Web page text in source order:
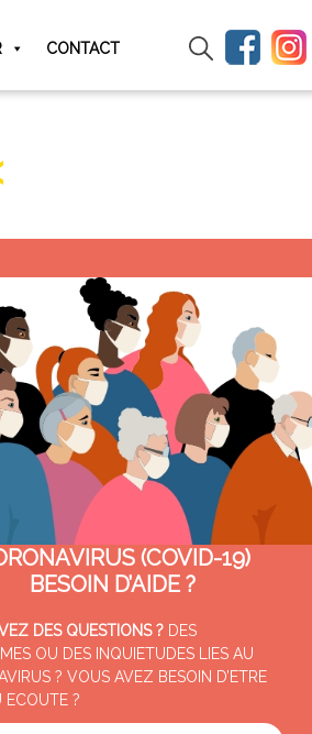
CONTACT
(COVID-19)
BESOIN D’AIDE ?
DES QUESTIONS ? DES
OU DES INQUIETUDES LIES AU
? VOUS AVEZ BESOIN D’ETRE
ECOUTE ?